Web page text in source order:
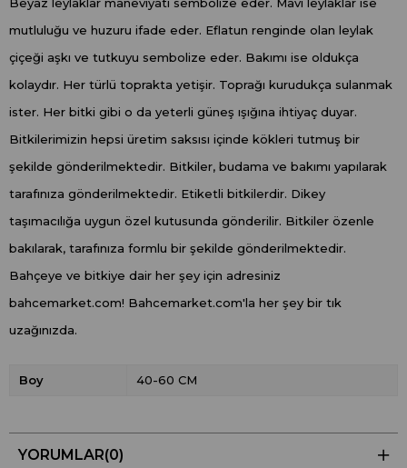
Beyaz leylaklar maneviyatı sembolize eder. Mavi leylaklar ise
mutluluğu ve huzuru ifade eder. Eflatun renginde olan leylak
çiçeği aşkı ve tutkuyu sembolize eder. Bakımı ise oldukça
kolaydır. Her türlü toprakta yetişir. Toprağı kurudukça sulanmak
ister. Her bitki gibi o da yeterli güneş ışığına ihtiyaç duyar.
Bitkilerimizin hepsi üretim saksısı içinde kökleri tutmuş bir
şekilde gönderilmektedir. Bitkiler, budama ve bakımı yapılarak
tarafınıza gönderilmektedir. Etiketli bitkilerdir. Dikey
taşımacılığa uygun özel kutusunda gönderilir. Bitkiler özenle
bakılarak, tarafınıza formlu bir şekilde gönderilmektedir.
Bahçeye ve bitkiye dair her şey için adresiniz
bahcemarket.com! Bahcemarket.com'la her şey bir tık
uzağınızda.
Boy 40-60 CM
YORUMLAR(0)